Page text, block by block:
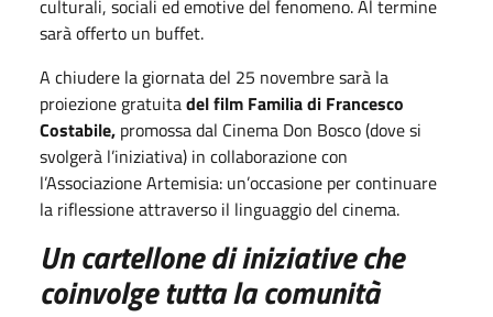
culturali, sociali ed emotive del fenomeno. Al termine
sarà offerto un buffet.
A chiudere la giornata del 25 novembre sarà la
proiezione gratuitadel film Familia di Francesco
Costabile, promossa dal Cinema Don Bosco (dove si
svolgerà l’iniziativa) in collaborazione con
l’Associazione Artemisia: un’occasione per continuare
la riflessione attraverso il linguaggio del cinema.
Un cartellone di iniziative che
coinvolge tutta la comunità